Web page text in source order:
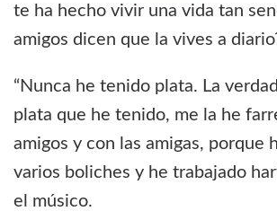
te ha hecho vivir una vida tan
amigos dicen que la vives a
“Nunca he tenido plata. La
plata que he tenido, me la he
amigos y con las amigas, porque
varios boliches y he trabajado
el músico.